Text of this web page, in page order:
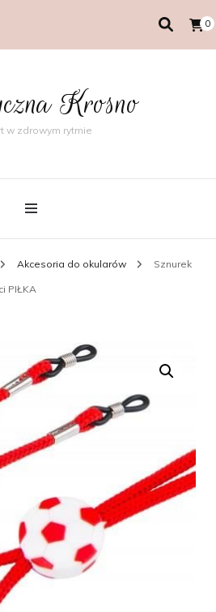
0
Krosno
w zdrowym rytmie
Akcesoria do okularów Sznurek
PIŁKA